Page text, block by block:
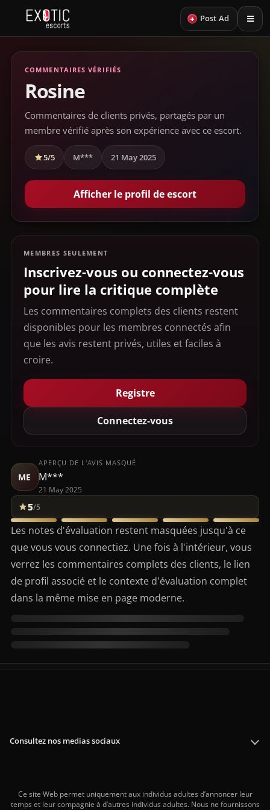
+ Post Ad
COMMENTAIRES VÉRIFIÉS
Rosine
Commentaires de clients privés, partagés par un
membre vérifié après son expérience avec ce escort.
5/5 M*** 21 May 2025
Afficher le profil de escort
MEMBRES SEULEMENT
Inscrivez-vous ou connectez-vous
pour lire la critique complète
Les commentaires complets des clients restent
disponibles pour les membres connectés afin
que les avis restent privés, utiles et faciles à
croire.
Registre
Connectez-vous
ME
APERÇU DE L'AVIS MASQUÉ
M***
21 May 2025
5/5
Les notes d'évaluation restent masquées jusqu'à ce
que vous vous connectiez. Une fois à l'intérieur, vous
verrez les commentaires complets des clients, le lien
de profil associé et le contexte d'évaluation complet
dans la même mise en page moderne.
Consultez nos medias sociaux
Ce site Web permet uniquement aux individus adultes d’annoncer leur
temps et leur compagnie à d’autres individus adultes. Nous ne fournissons